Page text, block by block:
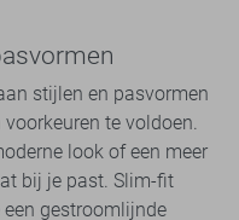
stijlen en pasvormen
te voldoen.
look of een meer
bij je past. Slim-fit
een gestroomlijnde